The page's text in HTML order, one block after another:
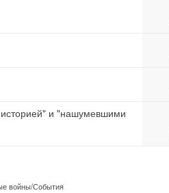
историей" и "нашумевшими
войны/События